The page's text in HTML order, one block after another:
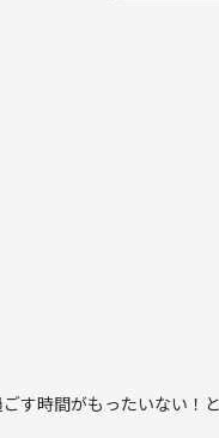
達たくさん作りたい☺️
す時間がもったいない！